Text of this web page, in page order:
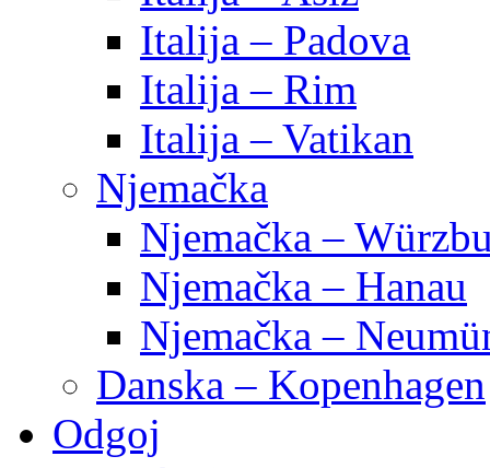
Italija – Padova
Italija – Rim
Italija – Vatikan
Njemačka
Njemačka –
Njemačka – Hanau
Njemačka –
Danska – Kopenhagen
Odgoj